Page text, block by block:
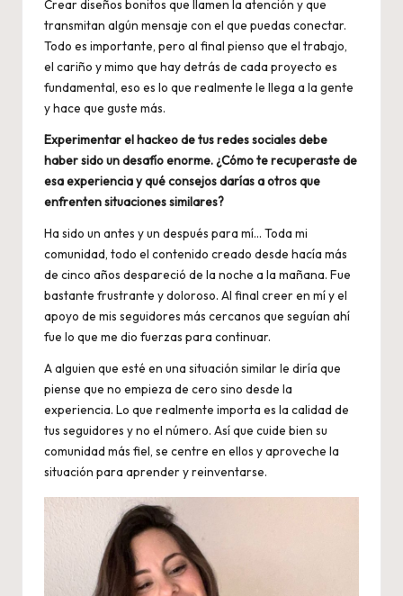
Crear diseños bonitos que llamen la atención y que
transmitan algún mensaje con el que puedas conectar.
Todo es importante, pero al final pienso que el trabajo,
el cariño y mimo que hay detrás de cada proyecto es
fundamental, eso es lo que realmente le llega a la gente
y hace que guste más.
Experimentar el hackeo de tus redes sociales debe
haber sido un desafío enorme. ¿Cómo te recuperaste de
esa experiencia y qué consejos darías a otros que
enfrenten situaciones similares?
Ha sido un antes y un después para mí… Toda mi
comunidad, todo el contenido creado desde hacía más
de cinco años despareció de la noche a la mañana. Fue
bastante frustrante y doloroso. Al final creer en mí y el
apoyo de mis seguidores más cercanos que seguían ahí
fue lo que me dio fuerzas para continuar.
A alguien que esté en una situación similar le diría que
piense que no empieza de cero sino desde la
experiencia. Lo que realmente importa es la calidad de
tus seguidores y no el número. Así que cuide bien su
comunidad más fiel, se centre en ellos y aproveche la
situación para aprender y reinventarse.